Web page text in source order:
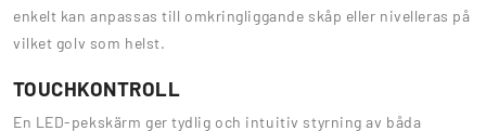
enkelt kan anpassas till omkringliggande skåp eller nivelleras på
vilket golv som helst.
TOUCHKONTROLL
En LED-pekskärm ger tydlig och intuitiv styrning av båda